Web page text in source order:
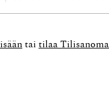
tai tilaa